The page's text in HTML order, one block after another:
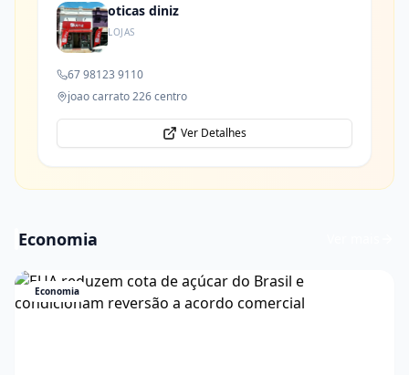
oticas diniz
LOJAS
67 98123 9110
joao carrato 226 centro
Ver Detalhes
Economia
Economia